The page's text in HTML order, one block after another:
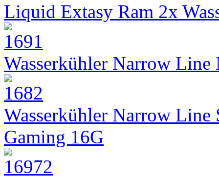
Liquid Extasy Ram 2x
Wasserkühler Narrow
Wasserkühler Narrow
Gaming 16G